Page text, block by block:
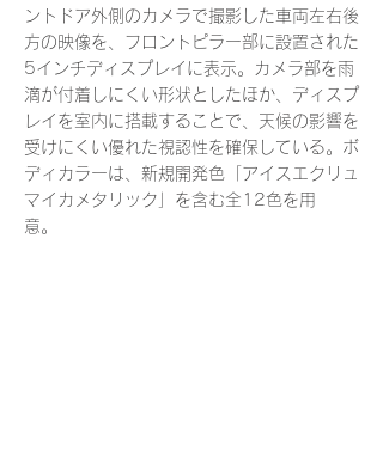
ントドア外側のカメラで撮影した車両左右後
方の映像を、フロントピラー部に設置された
5インチディスプレイに表示。カメラ部を雨
滴が付着しにくい形状としたほか、ディスプ
レイを室内に搭載することで、天候の影響を
受けにくい優れた視認性を確保している。ボ
ディカラーは、新規開発色「アイスエクリュ
マイカメタリック」を含む全12色を用
意。